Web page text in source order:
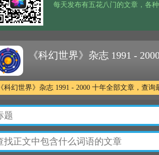
每天发布有五花八门的文章，各
《科幻世界》杂志 1991 -
《科幻世界》杂志 1991 - 2000 十年全部文章，查